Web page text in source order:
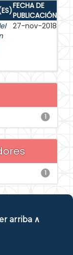
FECHA DE
PUBLICACIÓN
27-nov-2018
1
1
arriba ∧